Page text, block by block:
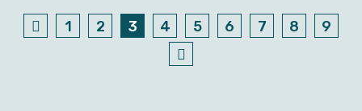
1 2 3 4 5 6 7 8 9